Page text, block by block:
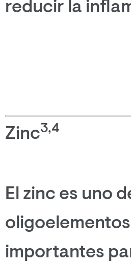
reducir la
Zinc3,4
El zinc es uno
importantes